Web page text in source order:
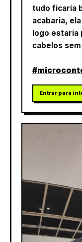
tudo ficaria
acabaria,
logo estaria
cabelos
Entrar para